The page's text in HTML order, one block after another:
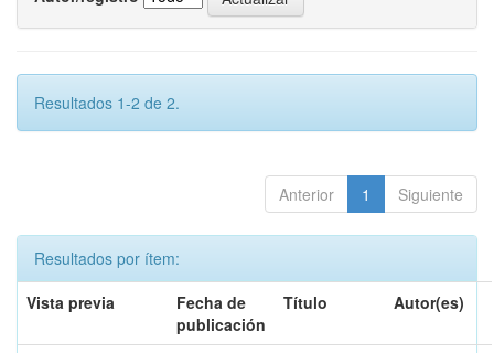
Resultados 1-2 de 2.
Anterior 1 Siguiente
Resultados por ítem:
Vista previa
Fecha de
publicación
Título Autor(es)